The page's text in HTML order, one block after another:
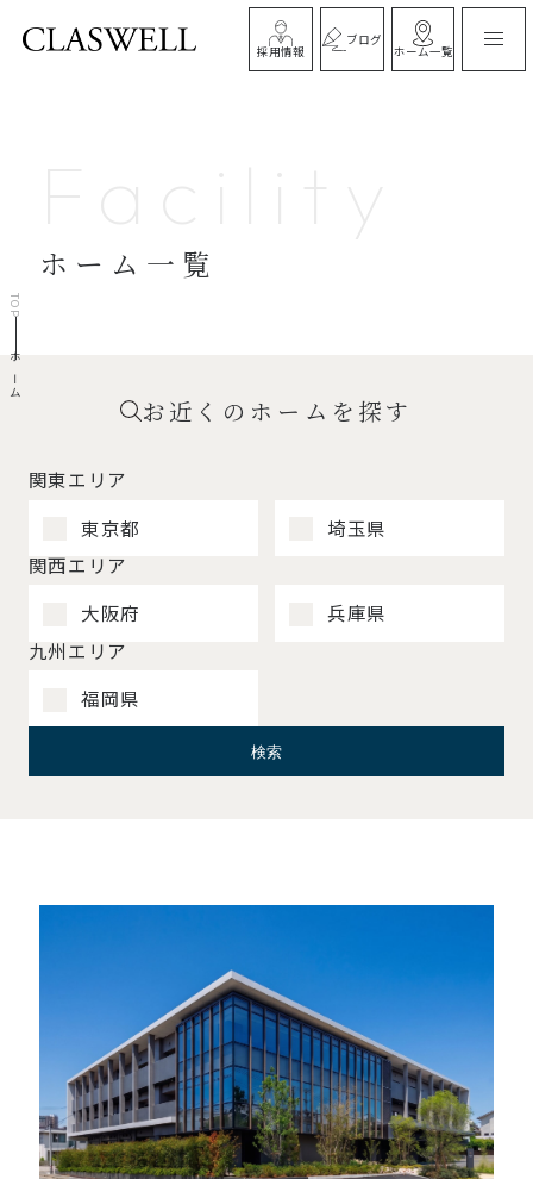
採用情報
ブログ
ホーム一覧
ホーム一覧
TOP
ホーム
お近くのホームを探す
関東エリア
東京都
埼玉県
関西エリア
大阪府
兵庫県
九州エリア
福岡県
検索